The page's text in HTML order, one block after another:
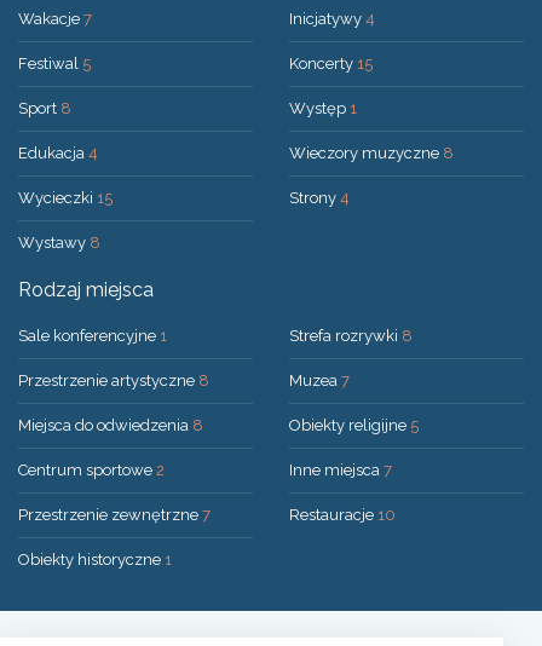
Wakacje 7
Festiwal 5
Sport 8
Edukacja 4
Wycieczki 15
Wystawy 8
Inicjatywy 4
Koncerty 15
Występ 1
Wieczory muzyczne 8
Strony 4
Rodzaj miejsca
Sale konferencyjne 1
Przestrzenie artystyczne 8
Miejsca do odwiedzenia 8
Centrum sportowe 2
Przestrzenie zewnętrzne 7
Obiekty historyczne 1
Strefa rozrywki 8
Muzea 7
Obiekty religijne 5
Inne miejsca 7
Restauracje 10